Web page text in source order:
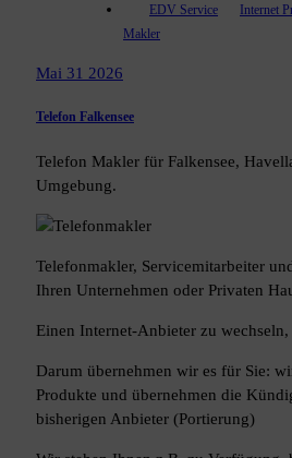
EDV Service Internet
Makler
Mai 31 2026
Telefon Falkensee
Telefon Makler für Falkensee,
Umgebung.
Telefonmakler, Servicemitarbeiter
Ihren Unternehmen oder Privaten
Einen Internet-Anbieter zu wechseln,
Darum übernehmen wir es für Sie:
Produkte und übernehmen die
bisherigen Anbieter (Portierung)